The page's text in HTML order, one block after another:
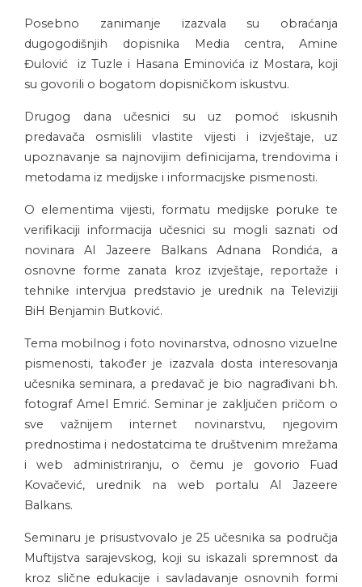
Posebno zanimanje izazvala su obraćanja
dugogodišnjih dopisnika Media centra, Amine
Đulović iz Tuzle i Hasana Eminovića iz Mostara, koji
su govorili o bogatom dopisničkom iskustvu.
Drugog dana učesnici su uz pomoć iskusnih
predavača osmislili vlastite vijesti i izvještaje, uz
upoznavanje sa najnovijim definicijama, trendovima i
metodama iz medijske i informacijske pismenosti.
O elementima vijesti, formatu medijske poruke te
verifikaciji informacija učesnici su mogli saznati od
novinara Al Jazeere Balkans Adnana Rondića, a
osnovne forme zanata kroz izvještaje, reportaže i
tehnike intervjua predstavio je urednik na Televiziji
BiH Benjamin Butković.
Tema mobilnog i foto novinarstva, odnosno vizuelne
pismenosti, također je izazvala dosta interesovanja
učesnika seminara, a predavač je bio nagrađivani bh.
fotograf Amel Emrić. Seminar je zaključen pričom o
sve važnijem internet novinarstvu, njegovim
prednostima i nedostatcima te društvenim mrežama
i web administriranju, o čemu je govorio Fuad
Kovačević, urednik na web portalu Al Jazeere
Balkans.
Seminaru je prisustvovalo je 25 učesnika sa područja
Muftijstva sarajevskog, koji su iskazali spremnost da
kroz slične edukacije i savladavanje osnovnih formi